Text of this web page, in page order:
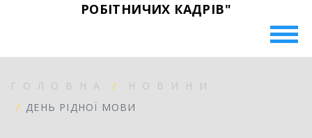
РОБІТНИЧИХ КАДРІВ"
ГОЛОВНА
НОВИНИ
ДЕНЬ РІДНОЇ МОВИ